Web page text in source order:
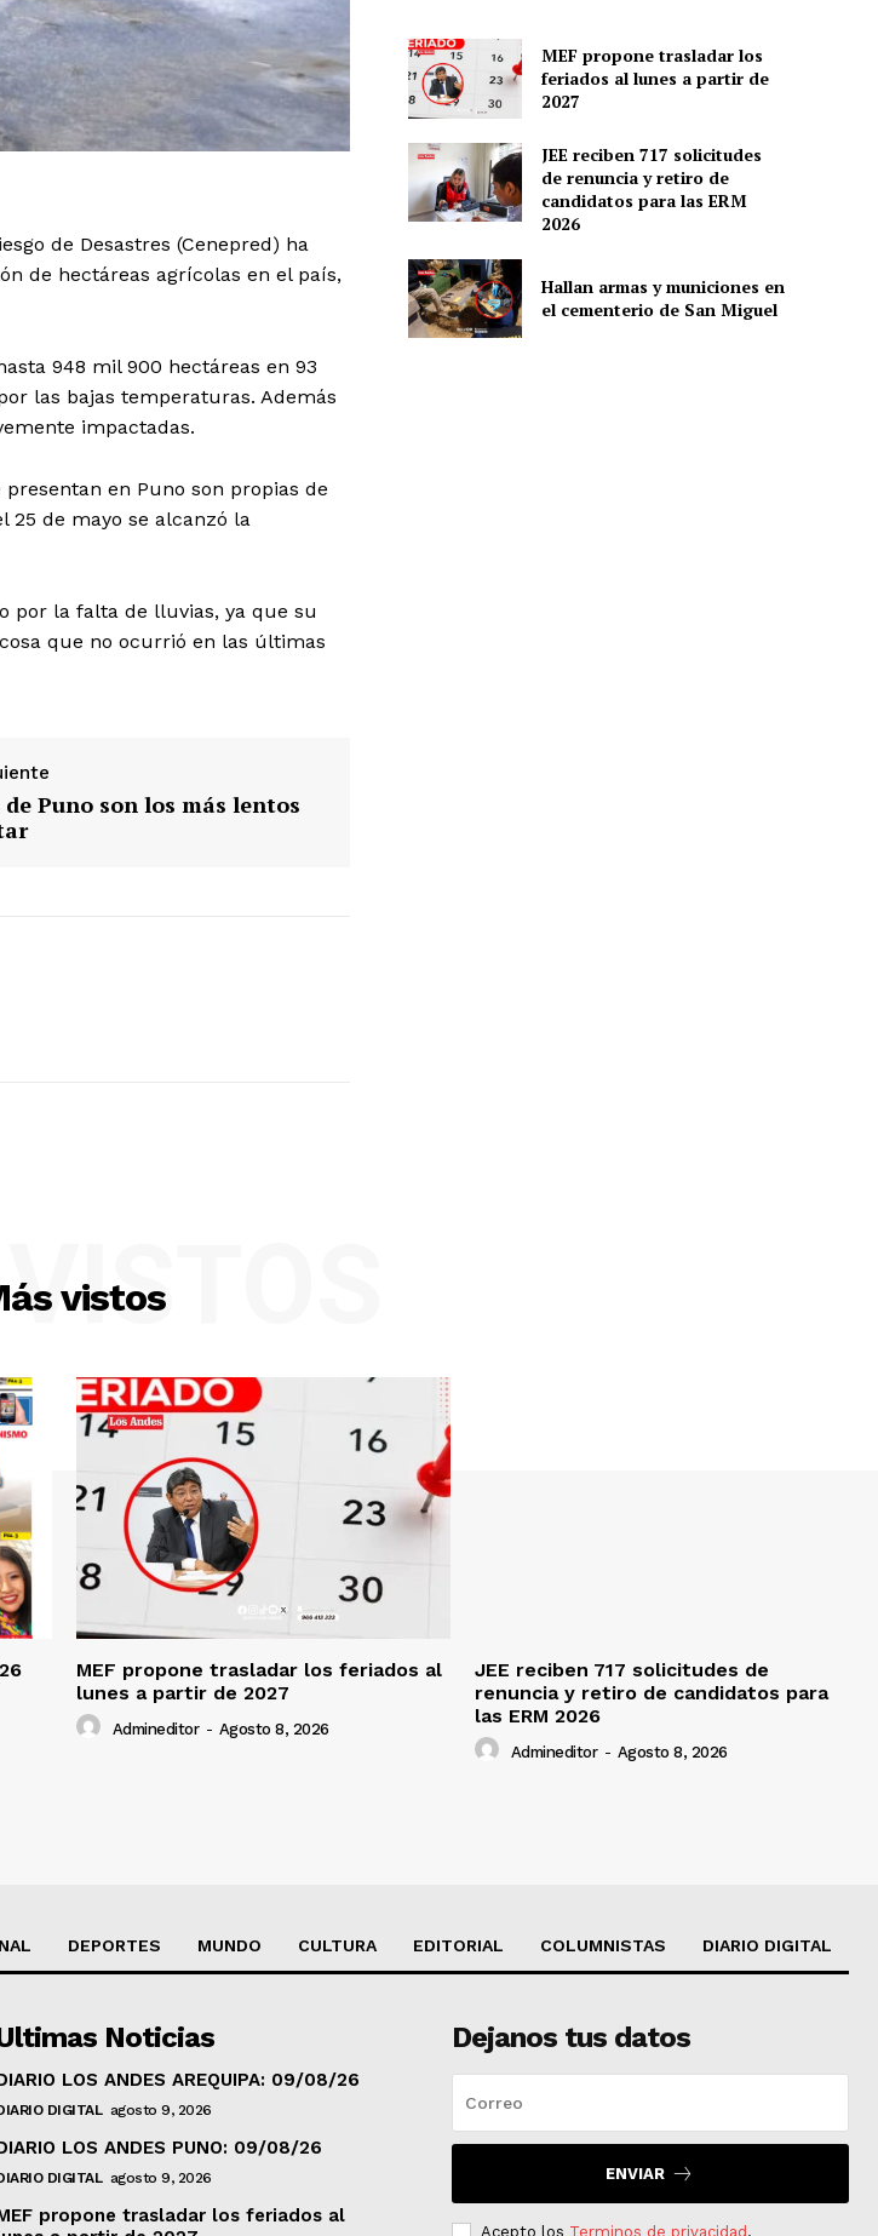
Contacto
de Desastres (Cenepred) ha
de hectáreas agrícolas en el país,
948 mil 900 hectáreas en 93
las bajas temperaturas. Además
impactadas.
en Puno son propias de
25 de mayo se alcanzó la
por la falta de lluvias, ya que su
que no ocurrió en las últimas
de Puno son los más lentos
MEF propone trasladar los
feriados al lunes a partir de
2027
JEE reciben 717 solicitudes
de renuncia y retiro de
candidatos para las ERM
2026
Hallan armas y municiones en
el cementerio de San Miguel
vistos
MEF propone trasladar los feriados al
lunes a partir de 2027
Admineditor - Agosto 8, 2026
JEE reciben 717 solicitudes de
renuncia y retiro de candidatos para
las ERM 2026
Admineditor - Agosto 8, 2026
DEPORTES MUNDO CULTURA EDITORIAL COLUMNISTAS DIARIO DIGITAL
Noticias
LOS ANDES AREQUIPA: 09/08/26
DIGITAL agosto 9, 2026
LOS ANDES PUNO: 09/08/26
DIGITAL agosto 9, 2026
propone trasladar los feriados al
Dejanos tus datos
ENVIAR
Acepto los Terminos de privacidad .